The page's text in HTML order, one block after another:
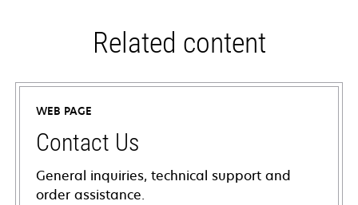
Related content
WEB PAGE
Contact Us
General inquiries, technical support and
order assistance.